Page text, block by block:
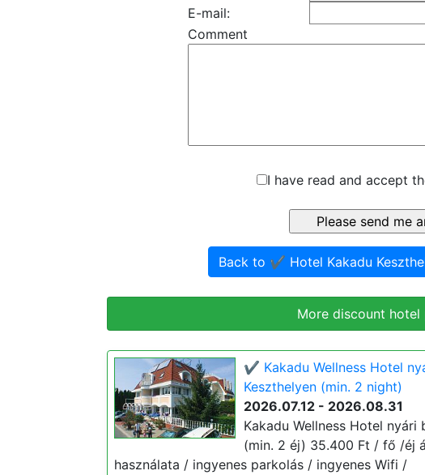
E-mail:
Comment
I have read and accept
Back to ✔️ Hotel Kakadu
More discount hotel
✔️ Kakadu Wellness Hotel
Keszthelyen (min. 2 night)
2026.07.12 - 2026.08.31
Kakadu Wellness Hotel
(min. 2 éj) 35.400 Ft / fő /éj
használata / ingyenes parkolás / ingyenes Wifi /